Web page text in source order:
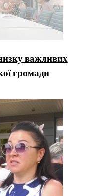
важливих
громади